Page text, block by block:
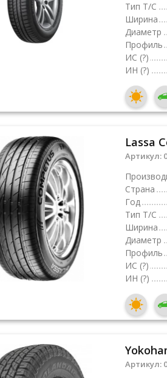
Тип Т/С
Ширина
Диаметр
Профиль
ИС (?)
ИН (?)
Lassa
Артикул:
Страна
Год
Тип Т/С
Ширина
Диаметр
Профиль
ИС (?)
ИН (?)
Артикул: